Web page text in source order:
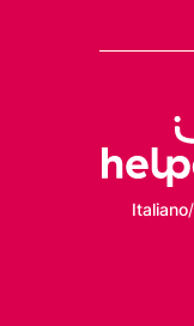
Italiano